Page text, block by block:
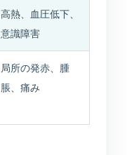
高熱、血圧低下、
意識障害
局所の発赤、腫
脹、痛み